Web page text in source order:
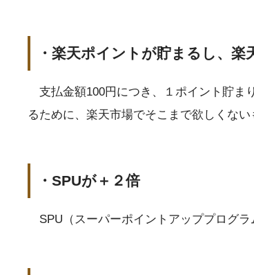
・楽天ポイントが貯まるし、楽
支払金額100円につき、１ポイント貯ま
るために、楽天市場でそこまで欲しくな
・SPUが＋２倍
SPU（スーパーポイントアッププログラ